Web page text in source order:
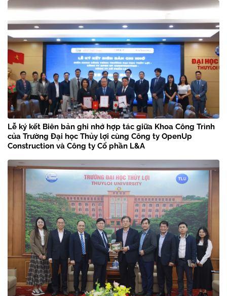
Lễ ký kết Biên bản ghi nhớ hợp tác giữa Khoa Công Trình
của Trường Đại học Thủy lợi cùng Công ty OpenUp
Construction và Công ty Cổ phần L&A